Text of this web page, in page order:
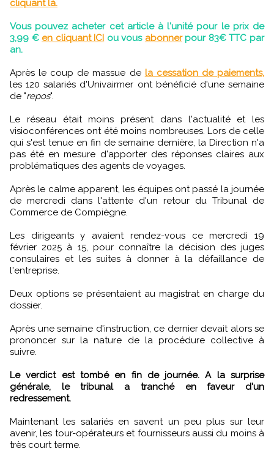
cliquant là.
Vous pouvez acheter cet article à l'unité pour le prix de
3,99 € en cliquant ICI ou vous abonner pour 83€ TTC par
an.
Après le coup de massue de la cessation de paiements,
les 120 salariés d'Univairmer ont bénéficié d'une semaine
de "repos".
Le réseau était moins présent dans l'actualité et les
visioconférences ont été moins nombreuses. Lors de celle
qui s'est tenue en fin de semaine dernière, la Direction n'a
pas été en mesure d'apporter des réponses claires aux
problématiques des agents de voyages.
Après le calme apparent, les équipes ont passé la journée
de mercredi dans l'attente d'un retour du Tribunal de
Commerce de Compiègne.
Les dirigeants y avaient rendez-vous ce mercredi 19
février 2025 à 15, pour connaître la décision des juges
consulaires et les suites à donner à la défaillance de
l'entreprise.
Deux options se présentaient au magistrat en charge du
dossier.
Après une semaine d'instruction, ce dernier devait alors se
prononcer sur la nature de la procédure collective à
suivre.
Le verdict est tombé en fin de journée. A la surprise
générale, le tribunal a tranché en faveur d'un
redressement.
Maintenant les salariés en savent un peu plus sur leur
avenir, les tour-opérateurs et fournisseurs aussi du moins à
très court terme.